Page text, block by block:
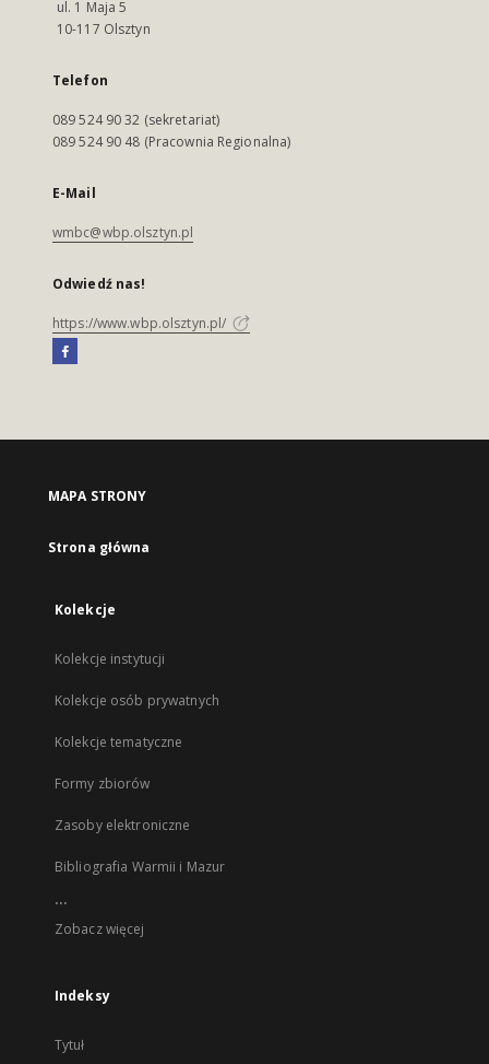
ul. 1 Maja 5
10-117 Olsztyn
Telefon
089 524 90 32 (sekretariat)
089 524 90 48 (Pracownia Regionalna)
E-Mail
wmbc@wbp.olsztyn.pl
Odwiedź nas!
https://www.wbp.olsztyn.pl/
MAPA STRONY
Strona główna
Kolekcje
Kolekcje instytucji
Kolekcje osób prywatnych
Kolekcje tematyczne
Formy zbiorów
Zasoby elektroniczne
Bibliografia Warmii i Mazur
...
Zobacz więcej
Indeksy
Tytuł